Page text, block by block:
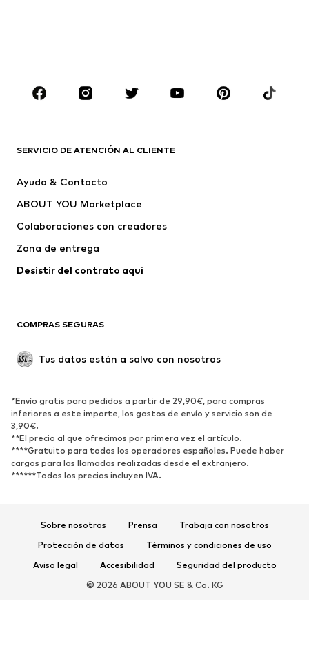
Zapatos
Deporte
Vestidos
Camisetas y tops
Chaquetas
Jerséis y punto
Ropa interior
Abrigos
Tallas grandes
Reciclado
ZAPATOS
Nuevo
Zapatillas de deporte
Botines
Zapatos de tacón y plataforma Botas
Zapatillas de casa
Exclusivo
SERVICIO DE ATENCIÓN AL CLIENTE
Ayuda & Contacto
ABOUT YOU Marketplace
Colaboraciones con creadores
Zona de entrega
Desistir del contrato aquí
COMPRAS SEGURAS
Tus datos están a salvo con nosotros
*Envío gratis para pedidos a partir de 29,90€, para compras
inferiores a este importe, los gastos de envío y servicio son de
3,90€.
**El precio al que ofrecimos por primera vez el artículo.
****Gratuito para todos los operadores españoles. Puede haber
cargos para las llamadas realizadas desde el extranjero.
******Todos los precios incluyen IVA.
Sobre nosotros Prensa
Trabaja con nosotros
Protección de datos
Términos y condiciones de uso
Aviso legal
Accesibilidad
Seguridad del producto
© 2026 ABOUT YOU SE & Co. KG